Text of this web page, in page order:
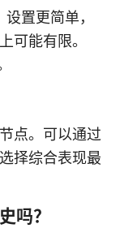
置更简单，
可能有限。
点。可以通过
择综合表现最
吗？